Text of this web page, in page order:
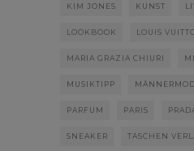
KIM JONES KUNST
LOOKBOOK LOUIS
MARIA GRAZIA CHIURI
MUSIKTIPP
PARFUM PARIS
SNEAKER TASCHEN